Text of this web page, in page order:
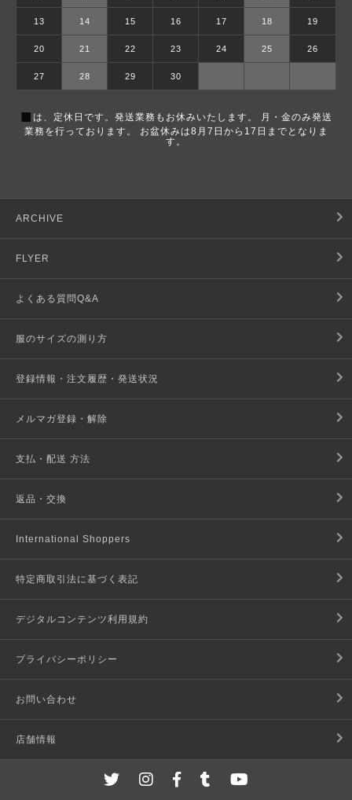
13 14 15 16 17 18 19
20 21 22 23 24 25 26
27 28 29 30
■ は、定休日です。発送業務もお休みいたします。 月・金のみ発送
業務を行っております。 お盆休みは8月7日から17日までとなりま
す。
ARCHIVE
FLYER
よくある質問Q&A
服のサイズの測り方
登録情報・注文履歴・発送状況
メルマガ登録・解除
支払・配送 方法
返品・交換
International Shoppers
特定商取引法に基づく表記
デジタルコンテンツ利用規約
プライバシーポリシー
お問い合わせ
店舗情報